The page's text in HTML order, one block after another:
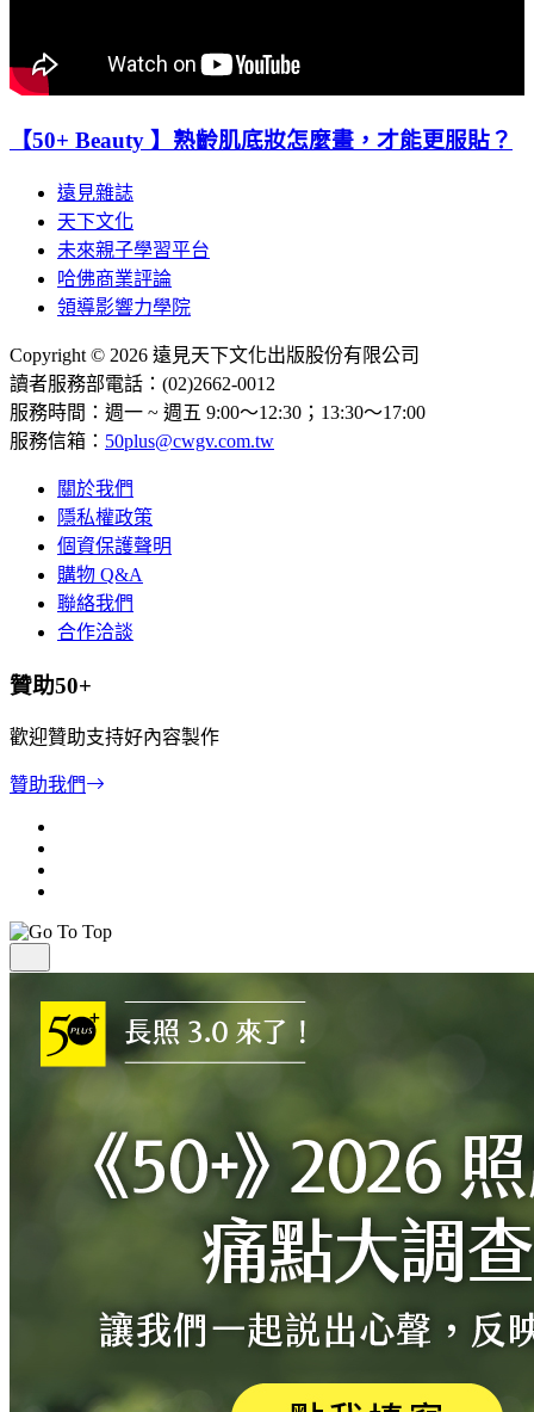
【50+ Beauty 】熟齡肌底妝怎麼畫，才能更服貼？
遠見雜誌
天下文化
未來親子學習平台
哈佛商業評論
領導影響力學院
Copyright © 2026 遠見天下文化出版股份有限公司
讀者服務部電話：(02)2662-0012
服務時間：週一 ~ 週五 9:00～12:30；13:30～17:00
服務信箱： 50plus@cwgv.com.tw
關於我們
隱私權政策
個資保護聲明
購物 Q&A
聯絡我們
合作洽談
贊助50+
歡迎贊助支持好內容製作
贊助我們